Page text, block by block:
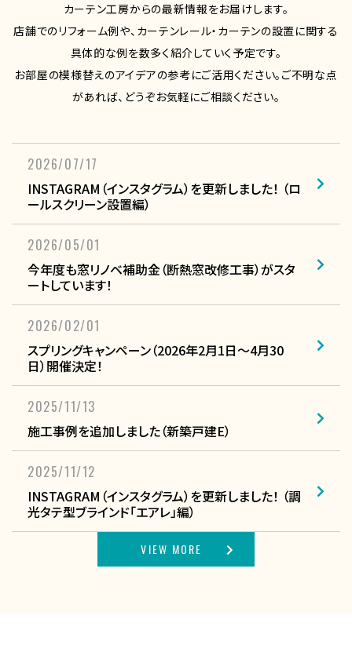
カーテン工房からの最新情報をお届けします。
店舗でのリフォーム例や、カーテンレール・カーテンの設置に関する
具体的な例を数多く紹介していく予定です。
お部屋の模様替えのアイデアの参考にご活用ください。ご不明な点
があれば、どうぞお気軽にご相談ください。
2026/07/17
INSTAGRAM（インスタグラム）を更新しました！ （ロ
ールスクリーン設置編）
2026/05/01
今年度も窓リノベ補助金（断熱窓改修工事）がスタ
ートしています！
2026/02/01
スプリングキャンペーン（2026年2月1日～4月30
日）開催決定！
2025/11/13
施工事例を追加しました（新築戸建E）
2025/11/12
INSTAGRAM（インスタグラム）を更新しました！ （調
光タテ型ブラインド「エアレ」編）
VIEW MORE